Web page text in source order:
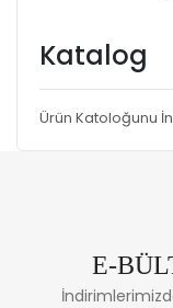
Katalog
Ürün Katoloğunu
E-